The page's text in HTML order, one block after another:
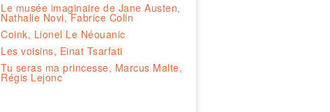
Le musée imaginaire de Jane Austen,
Nathalie Novi, Fabrice Colin
Coink, Lionel Le Néouanic
Les voisins, Einat Tsarfati
Tu seras ma princesse, Marcus Malte,
Régis Lejonc